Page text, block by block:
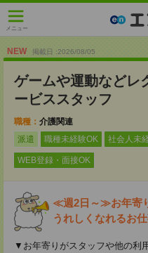
メニュー
NEW 掲載日 :2026/08/05
ゲームや運動などレ
ービススタッフ
職種： 介護関連
派遣
職種未経験OK 社会人未
WEB登録・面接OK
≪週2日～≫お年寄
うれしくなれるお仕
▼お年寄りがスタッフや他の利